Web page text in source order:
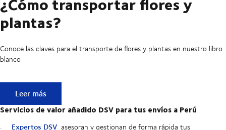
plantas?
Conoce las claves para el transporte de flores y plantas en nuestro libro
blanco
¿Cómo transportar flores y plantas?
Leer más
Servicios de valor añadido DSV para tus envíos a Perú
Expertos DSV asesoran y gestionan de forma rápida tus